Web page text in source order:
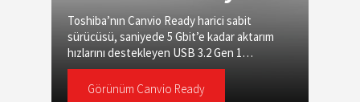
Toshiba’nın Canvio Ready harici sabit
sürücüsü, saniyede 5 Gbit’e kadar aktarım
hızlarını destekleyen USB 3.2 Gen 1
teknolojisini kullanır.
Görünüm Canvio Ready